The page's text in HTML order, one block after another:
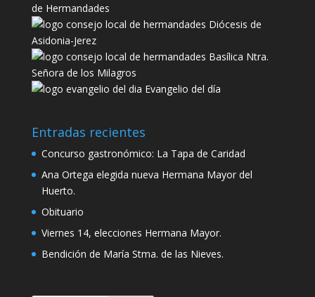
de Hermandades
Diócesis de
Asidonia-Jerez
Basílica Ntra.
Señora de los Milagros
Evangelio del día
Entradas recientes
Concurso gastronómico: La Tapa de Caridad
Ana Ortega elegida nueva Hermana Mayor del
Huerto.
Obituario
Viernes 14, elecciones Hermana Mayor.
Bendición de María Stma. de las Nieves.